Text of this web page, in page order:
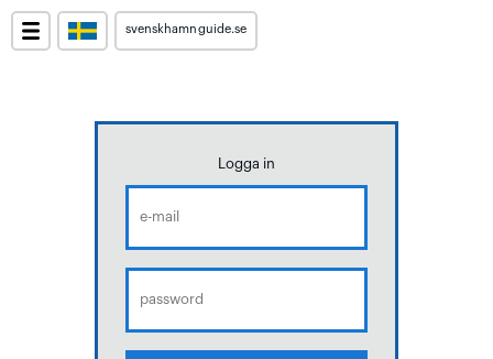
svenskhamnguide.se
Logga in